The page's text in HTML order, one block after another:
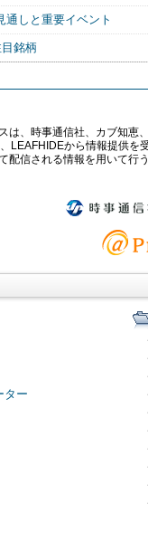
通しと重要イベント
銘柄
は、時事通信社、カブ知
LEAFHIDEから情報提供を
配信される情報を用いて行
ター